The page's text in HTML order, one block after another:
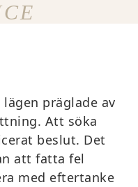
präglade av
Att söka
beslut. Det
att fatta fel
med eftertanke